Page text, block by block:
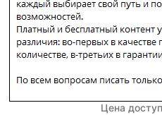
Цена